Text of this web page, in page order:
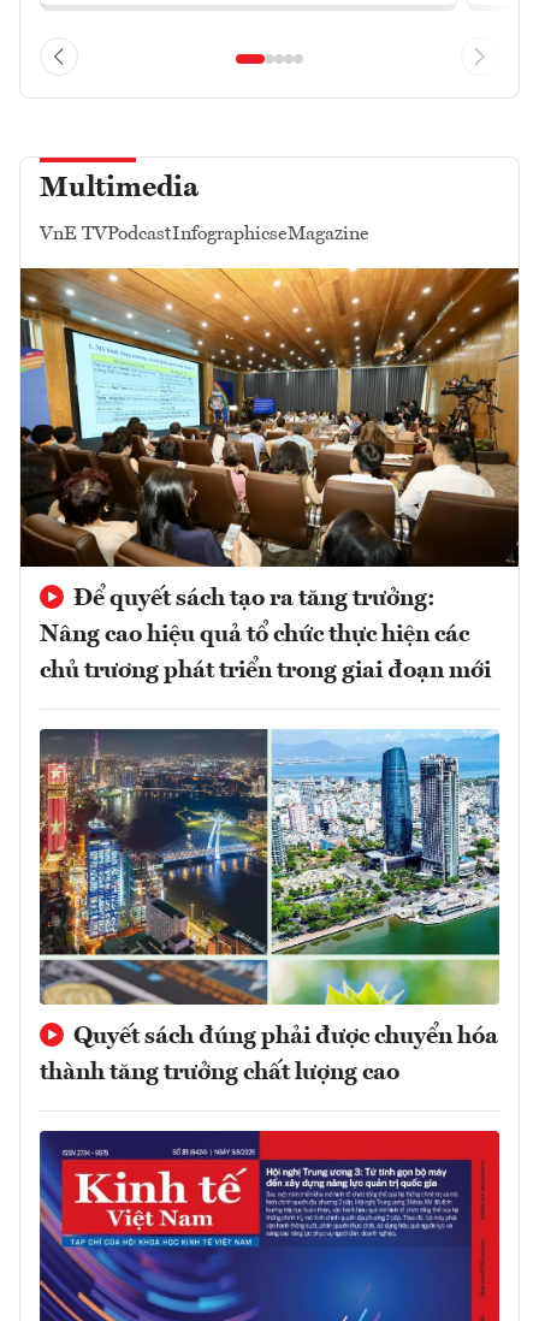
Multimedia
VnE TVPodcastInfographicseMagazine
Để quyết sách tạo ra tăng trưởng:
Nâng cao hiệu quả tổ chức thực hiện các
chủ trương phát triển trong giai đoạn mới
Quyết sách đúng phải được chuyển hóa
thành tăng trưởng chất lượng cao